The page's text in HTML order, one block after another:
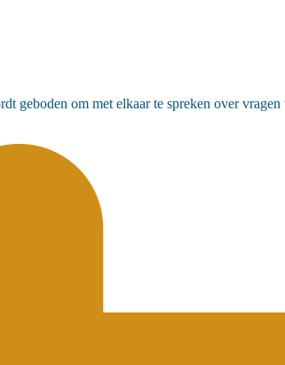
geboden om met elkaar te spreken over